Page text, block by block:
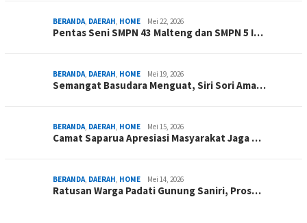
BERANDA, DAERAH, HOME Mei 22, 2026
Pentas Seni SMPN 43 Malteng dan SMPN 5 I…
BERANDA, DAERAH, HOME Mei 19, 2026
Semangat Basudara Menguat, Siri Sori Ama…
BERANDA, DAERAH, HOME Mei 15, 2026
Camat Saparua Apresiasi Masyarakat Jaga …
BERANDA, DAERAH, HOME Mei 14, 2026
Ratusan Warga Padati Gunung Saniri, Pros…